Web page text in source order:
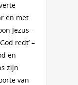
en met
Jezus –
redt’ –
en
zijn
van